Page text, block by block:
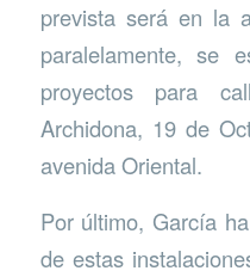
prevista será en la
paralelamente, se
proyectos para
Archidona, 19 de
avenida Oriental.
Por último, García
de estas